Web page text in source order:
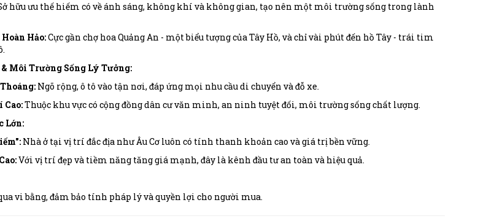
hữu ưu thế hiếm có về ánh sáng, không khí và không gian, tạo nên một môi trường sống trong lành
Hảo:Cực gần chợ hoa Quảng An - một biểu tượng của Tây Hồ, và chỉ vài phút đến hồ Tây - trái tim
Môi Trường Sống Lý Tưởng:
Ngõ rộng, ô tô vào tận nơi, đáp ứng mọi nhu cầu di chuyển và đỗ xe.
Thuộc khu vực có cộng đồng dân cư văn minh, an ninh tuyệt đối, môi trường sống chất lượng.
Lớn:
Nhà ở tại vị trí đắc địa như Âu Cơ luôn có tính thanh khoản cao và giá trị bền vững.
Với vị trí đẹp và tiềm năng tăng giá mạnh, đây là kênh đầu tư an toàn và hiệu quả.
vi bằng, đảm bảo tính pháp lý và quyền lợi cho người mua.